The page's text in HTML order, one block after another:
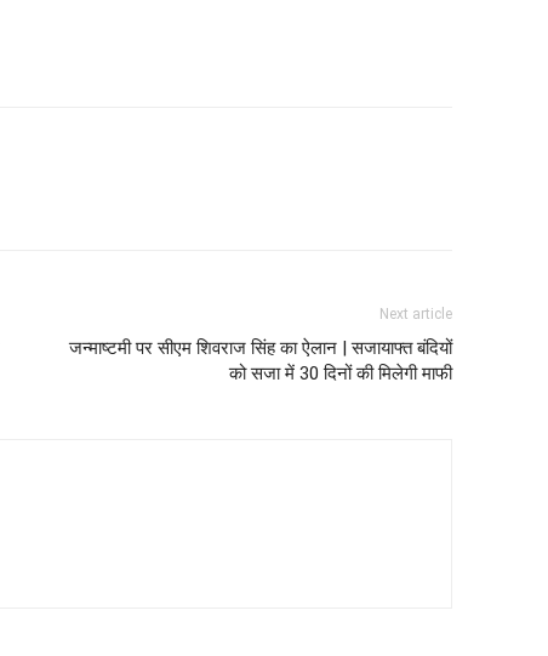
Next article
जन्माष्टमी पर सीएम शिवराज सिंह का ऐलान | सजायाफ्त बंदियों
को सजा में 30 दिनों की मिलेगी माफी